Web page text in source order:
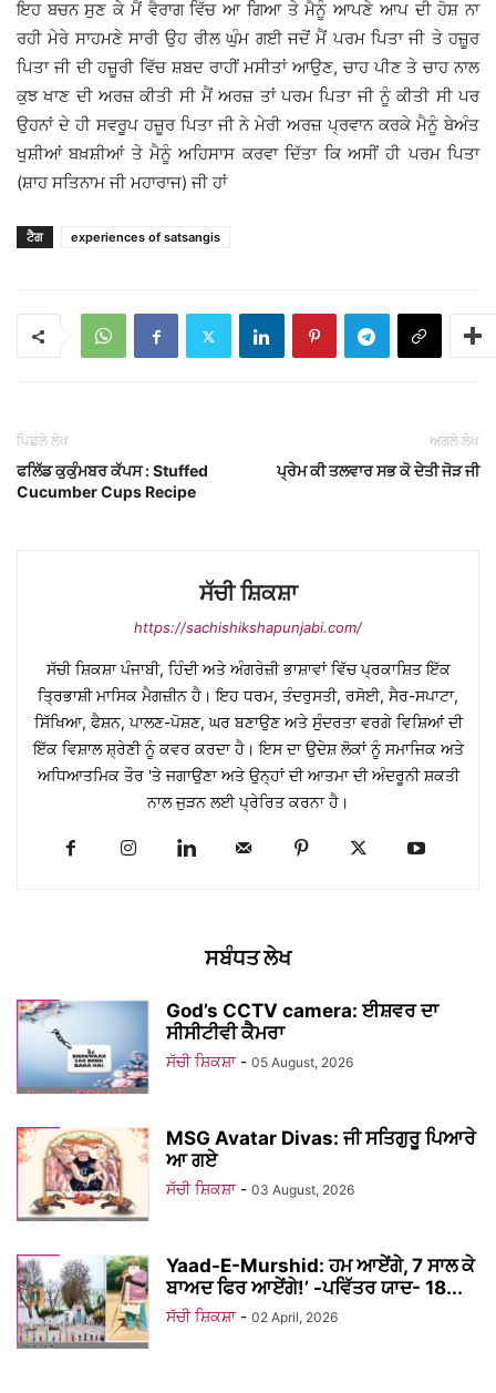
ਇਹ ਬਚਨ ਸੁਣ ਕੇ ਮੈਂ ਵੈਰਾਗ ਵਿੱਚ ਆ ਗਿਆ ਤੇ ਮੈਨੂੰ ਆਪਣੇ ਆਪ ਦੀ ਹੋਸ਼ ਨਾ
ਰਹੀ ਮੇਰੇ ਸਾਹਮਣੇ ਸਾਰੀ ਉਹ ਰੀਲ ਘੁੰਮ ਗਈ ਜਦੋਂ ਮੈਂ ਪਰਮ ਪਿਤਾ ਜੀ ਤੇ ਹਜ਼ੂਰ
ਪਿਤਾ ਜੀ ਦੀ ਹਜ਼ੂਰੀ ਵਿੱਚ ਸ਼ਬਦ ਰਾਹੀਂ ਮਸੀਤਾਂ ਆਉਣ, ਚਾਹ ਪੀਣ ਤੇ ਚਾਹ ਨਾਲ
ਕੁਝ ਖਾਣ ਦੀ ਅਰਜ਼ ਕੀਤੀ ਸੀ ਮੈਂ ਅਰਜ਼ ਤਾਂ ਪਰਮ ਪਿਤਾ ਜੀ ਨੂੰ ਕੀਤੀ ਸੀ ਪਰ
ਉਹਨਾਂ ਦੇ ਹੀ ਸਵਰੂਪ ਹਜ਼ੂਰ ਪਿਤਾ ਜੀ ਨੇ ਮੇਰੀ ਅਰਜ਼ ਪ੍ਰਵਾਨ ਕਰਕੇ ਮੈਨੂੰ ਬੇਅੰਤ
ਖੁਸ਼ੀਆਂ ਬਖ਼ਸ਼ੀਆਂ ਤੇ ਮੈਨੂੰ ਅਹਿਸਾਸ ਕਰਵਾ ਦਿੱਤਾ ਕਿ ਅਸੀਂ ਹੀ ਪਰਮ ਪਿਤਾ
(ਸ਼ਾਹ ਸਤਿਨਾਮ ਜੀ ਮਹਾਰਾਜ) ਜੀ ਹਾਂ
ਟੈਗ experiences of satsangis
ਪਿਛਲੇ ਲੇਖ
ਫਲਿੱਡ ਕੁਕੁੰਮਬਰ ਕੱਪਸ : Stuffed
Cucumber Cups Recipe
ਅਗਲੇ ਲੇਖ
ਪ੍ਰੇਮ ਕੀ ਤਲਵਾਰ ਸਭ ਕੋ ਦੇਤੀ ਜੋੜ ਜੀ
ਸੱਚੀ ਸ਼ਿਕਸ਼ਾ
https://sachishikshapunjabi.com/
ਸੱਚੀ ਸ਼ਿਕਸ਼ਾ ਪੰਜਾਬੀ, ਹਿੰਦੀ ਅਤੇ ਅੰਗਰੇਜ਼ੀ ਭਾਸ਼ਾਵਾਂ ਵਿੱਚ ਪ੍ਰਕਾਸ਼ਿਤ ਇੱਕ
ਤ੍ਰਿਭਾਸ਼ੀ ਮਾਸਿਕ ਮੈਗਜ਼ੀਨ ਹੈ। ਇਹ ਧਰਮ, ਤੰਦਰੁਸਤੀ, ਰਸੋਈ, ਸੈਰ-ਸਪਾਟਾ,
ਸਿੱਖਿਆ, ਫੈਸ਼ਨ, ਪਾਲਣ-ਪੋਸ਼ਣ, ਘਰ ਬਣਾਉਣ ਅਤੇ ਸੁੰਦਰਤਾ ਵਰਗੇ ਵਿਸ਼ਿਆਂ ਦੀ
ਇੱਕ ਵਿਸ਼ਾਲ ਸ਼੍ਰੇਣੀ ਨੂੰ ਕਵਰ ਕਰਦਾ ਹੈ। ਇਸ ਦਾ ਉਦੇਸ਼ ਲੋਕਾਂ ਨੂੰ ਸਮਾਜਿਕ ਅਤੇ
ਅਧਿਆਤਮਿਕ ਤੌਰ 'ਤੇ ਜਗਾਉਣਾ ਅਤੇ ਉਨ੍ਹਾਂ ਦੀ ਆਤਮਾ ਦੀ ਅੰਦਰੂਨੀ ਸ਼ਕਤੀ
ਨਾਲ ਜੁੜਨ ਲਈ ਪ੍ਰੇਰਿਤ ਕਰਨਾ ਹੈ।
ਸਬੰਧਤ ਲੇਖ
God’s CCTV camera: ਈਸ਼ਵਰ ਦਾ
ਸੀਸੀਟੀਵੀ ਕੈਮਰਾ
ਸੱਚੀ ਸ਼ਿਕਸ਼ਾ - 05 August, 2026
MSG Avatar Divas: ਜੀ ਸਤਿਗੁਰੂ ਪਿਆਰੇ
ਆ ਗਏ
ਸੱਚੀ ਸ਼ਿਕਸ਼ਾ - 03 August, 2026
Yaad-E-Murshid: ਹਮ ਆਏਂਗੇ, 7 ਸਾਲ ਕੇ
ਬਾਅਦ ਫਿਰ ਆਏਂਗੇ!’ -ਪਵਿੱਤਰ ਯਾਦ- 18...
ਸੱਚੀ ਸ਼ਿਕਸ਼ਾ - 02 April, 2026